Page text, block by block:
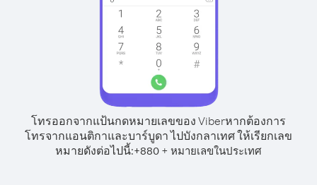
โทรออกจากแป้นกดหมายเลขของ Viberหากต้องการ
โทรจากแอนติกาและบาร์บูดา ไปบังกลาเทศ ให้เรียกเลข
หมายดังต่อไปนี้:+880 + หมายเลขในประเทศ